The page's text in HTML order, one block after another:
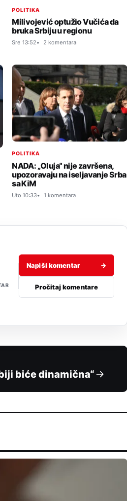
POLITIKA
Milivojević optužio Vučića da
bruka Srbiju u regionu
Sre 13:52 2 komentara
POLITIKA
NADA: „Oluja“ nije završena,
upozoravaju na iseljavanje Srba
sa KiM
Uto 10:33 1 komentara
Napiši komentar →
Pročitaj komentare
biće dinamična“